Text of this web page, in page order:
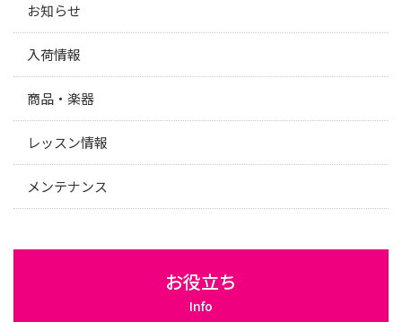
お知らせ
入荷情報
商品・楽器
レッスン情報
メンテナンス
お役立ち
Info